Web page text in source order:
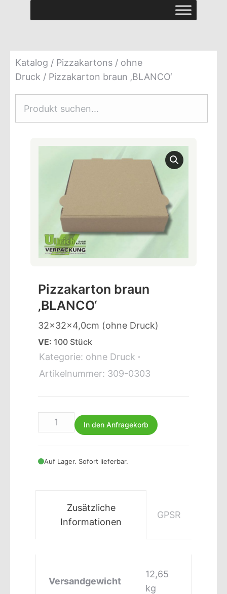
Katalog / Pizzakartons / ohne
Druck / Pizzakarton braun ‚BLANCO‘
Pizzakarton braun
‚BLANCO‘
32x32x4,0cm (ohne Druck)
VE: 100 Stück
Kategorie: ohne Druck
Artikelnummer: 309-0303
In den Anfragekorb
Auf Lager. Sofort lieferbar.
Zusätzliche
Informationen
GPSR
Versandgewicht
12,65
kg